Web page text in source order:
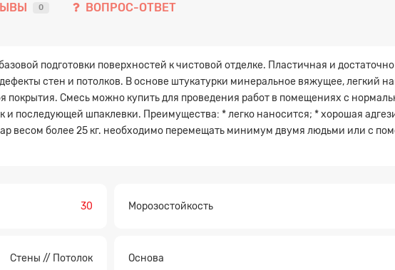
0 ВОПРОС-ОТВЕТ
подготовки поверхностей к чистовой отделке. Пластичная и
стен и потолков. В основе штукатурки минеральное вяжущее, легкий
покрытия. Смесь можно купить для проведения работ в помещениях с
последующей шпаклевки. Преимущества: * легко наносится; * хорошая
весом более 25 кг. необходимо перемещать минимум двумя людьми или с
30 Морозостойкость
Стены // Потолок Основа